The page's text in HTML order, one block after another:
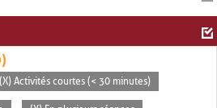
(X) Activités courtes (< 30 minutes)